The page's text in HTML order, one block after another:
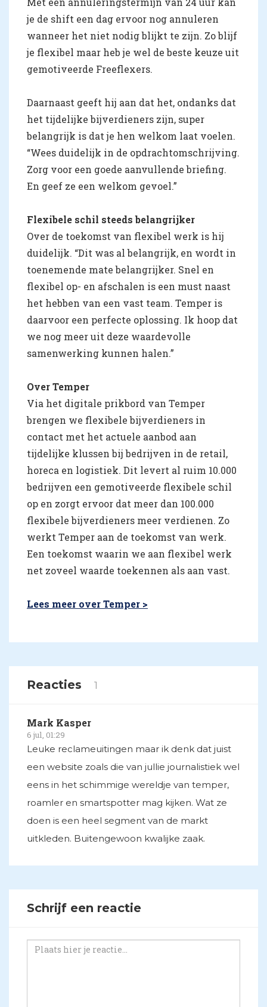
je de shift een dag ervoor nog annuleren
wanneer het niet nodig blijkt te zijn. Zo blijf
je flexibel maar heb je wel de beste keuze uit
gemotiveerde Freeflexers.
Daarnaast geeft hij aan dat het, ondanks dat
het tijdelijke bijverdieners zijn, super
belangrijk is dat je hen welkom laat voelen.
“Wees duidelijk in de opdrachtomschrijving.
Zorg voor een goede aanvullende briefing.
En geef ze een welkom gevoel.”
Flexibele schil steeds belangrijker
Over de toekomst van flexibel werk is hij
duidelijk. “Dit was al belangrijk, en wordt in
toenemende mate belangrijker. Snel en
flexibel op- en afschalen is een must naast
het hebben van een vast team. Temper is
daarvoor een perfecte oplossing. Ik hoop dat
we nog meer uit deze waardevolle
samenwerking kunnen halen.”
Over Temper
Via het digitale prikbord van Temper
brengen we flexibele bijverdieners in
contact met het actuele aanbod aan
tijdelijke klussen bij bedrijven in de retail,
horeca en logistiek. Dit levert al ruim 10.000
bedrijven een gemotiveerde flexibele schil
op en zorgt ervoor dat meer dan 100.000
flexibele bijverdieners meer verdienen. Zo
werkt Temper aan de toekomst van werk.
Een toekomst waarin we aan flexibel werk
net zoveel waarde toekennen als aan vast.
Lees meer over Temper >
Reacties 1
Mark Kasper
6 jul, 01:29
Leuke reclameuitingen maar ik denk dat juist
een website zoals die van jullie journalistiek wel
eens in het schimmige wereldje van temper,
roamler en smartspotter mag kijken. Wat ze
doen is een heel segment van de markt
uitkleden. Buitengewoon kwalijke zaak.
Schrijf een reactie